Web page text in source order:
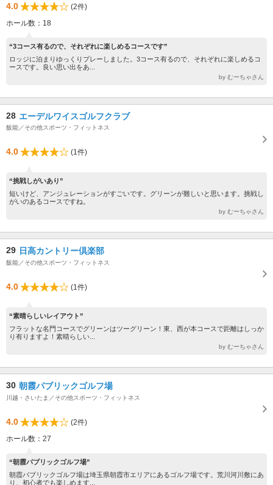
4.0
(2件)
ホール数：18
“3コース有るので、それぞれに楽しめるコースです”
ロッジに泊まりゆっくりプレーしました。3コース有るので、それぞれに楽しめるコ
ースです。良い思い出をあ...
by むーちゃさん
28 エーデルワイスゴルフクラブ
飯能／その他スポーツ・フィットネス
4.0 (1件)
“挑戦しがいあり”
短いけど、アンジュレーションがすごいです。グリーンが難しいと思います。挑戦し
がいのあるコースですね。
by むーちゃさん
29 日高カントリー倶楽部
飯能／その他スポーツ・フィットネス
4.0 (1件)
“素晴らしいレイアウト”
フラットな名門コースでグリーンはツーグリーン！東、西が本コースで距離はしっか
り有りますよ！素晴らしい...
by むーちゃさん
30 朝霞パブリックゴルフ場
川越・さいたま／その他スポーツ・フィットネス
4.0
(2件)
ホール数：27
“朝霞パブリックゴルフ場”
朝霞パブリックゴルフ場は埼玉県朝霞市エリアにあるゴルフ場です。荒川河川敷にあ
り、初心者でも楽しめます...